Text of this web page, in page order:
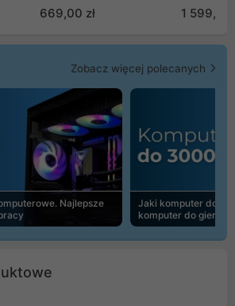
669,00 zł 1 599,00
Zobacz więcej polecanych
Najlepsze
Jaki komputer do
komputer do gier |